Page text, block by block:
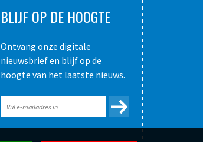
BLIJF OP DE HOOGTE
Ontvang onze digitale
nieuwsbrief en blijf op de
hoogte van het laatste nieuws.